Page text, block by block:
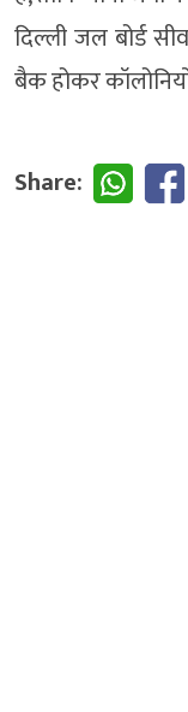
दिल्ली जल बोर्ड
बैक होकर
Share: